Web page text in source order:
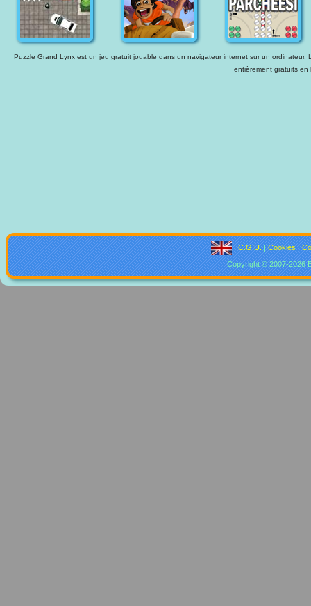
Puzzle Grand Lynx est un jeu gratuit jouable dans un navigateur internet sur un
entièrement gratuits en
|C.G.U.|Cookies|
Copyright © 2007-2026